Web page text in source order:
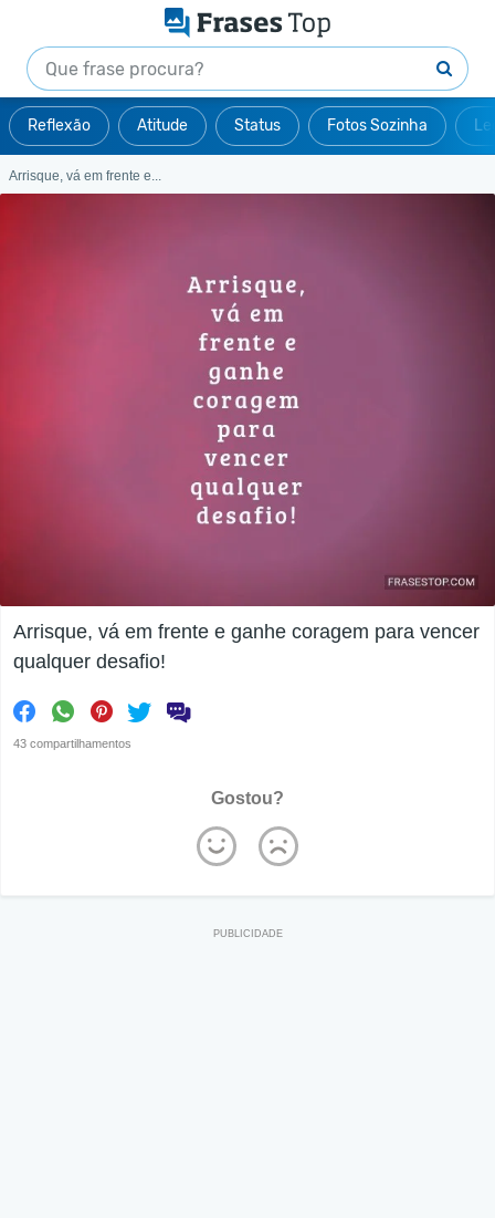
Reflexão Atitude Status Fotos Sozinha
Arrisque, vá em frente e...
Arrisque, vá em frente e ganhe coragem para vencer
qualquer desafio!
43 compartilhamentos
Gostou?